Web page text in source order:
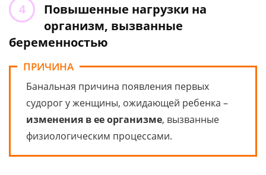
Повышенные нагрузки на
организм, вызванные
беременностью
ПРИЧИНА
Банальная причина появления первых
судорог у женщины, ожидающей ребенка –
изменения в ее организме, вызванные
физиологическим процессами.